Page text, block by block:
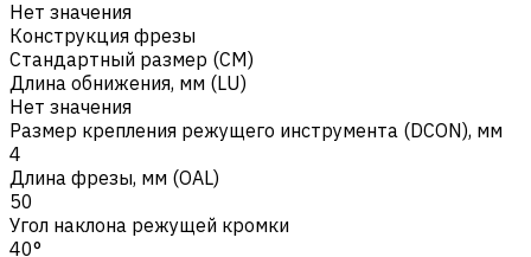
Нет значения
Конструкция фрезы
Стандартный размер (CM)
Длина обнижения, мм (LU)
Нет значения
Размер крепления режущего инструмента (DCON), мм
4
Длина фрезы, мм (OAL)
50
Угол наклона режущей кромки
40°